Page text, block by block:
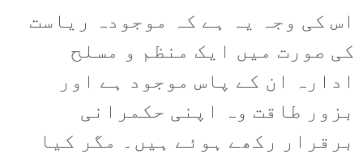
اس کی وجہ یہ ہے کہ موجودہ ریاست
کی صورت میں ایک منظم و مسلح
ادارہ ان کے پاس موجود ہے اور
بزور طاقت وہ اپنی حکمرانی
برقرار رکھے ہوئے ہیں۔ مگر کیا